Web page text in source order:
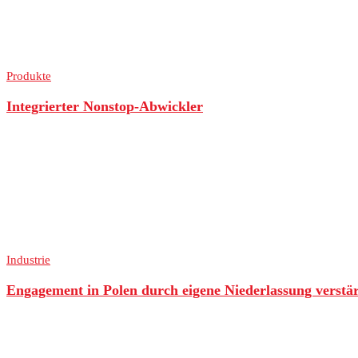
Produkte
Integrierter Nonstop-Abwickler
Industrie
Engagement in Polen durch eigene Niederlassung